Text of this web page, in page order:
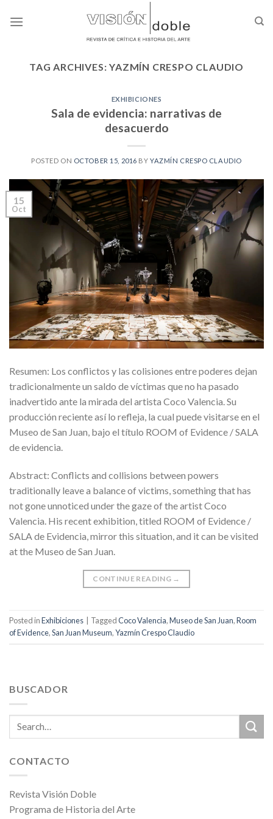
TAG ARCHIVES:YAZMÍN CRESPO CLAUDIO
EXHIBICIONES
Sala de evidencia: narrativas de
desacuerdo
POSTED ON OCTOBER 15, 2016 BYYAZMÍN CRESPO CLAUDIO
15
Oct
Resumen: Los conflictos y las colisiones entre poderes dejan
tradicionalmente un saldo de víctimas que no ha pasado
inadvertido ante la mirada del artista Coco Valencia. Su
producción reciente así lo refleja, la cual puede visitarse en el
Museo de San Juan, bajo el título ROOM of Evidence / SALA
de evidencia.
Abstract: Conflicts and collisions between powers
traditionally leave a balance of victims, something that has
not gone unnoticed under the gaze of the artist Coco
Valencia. His recent exhibition, titled ROOM of Evidence /
SALA de Evidencia, mirror this situation, and it can be visited
at the Museo de San Juan.
CONTINUE READING →
Posted inExhibiciones TaggedCoco Valencia,Museo de San Juan,Room
of Evidence,San Juan Museum,Yazmín Crespo Claudio
BUSCADOR
CONTACTO
Revista Visión Doble
Programa de Historia del Arte